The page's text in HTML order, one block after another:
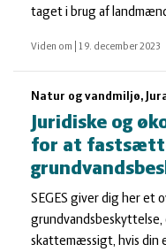
taget i brug af
Viden om 19. december 2023
Natur og vandmiljø,
Juridiske og
for at
SEGES giver dig her et
skattemæssigt, hvis din